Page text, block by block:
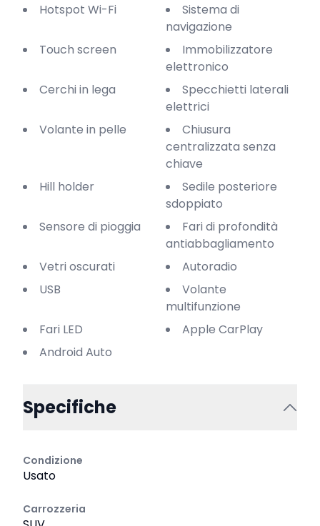
Hotspot Wi-Fi
Sistema di
navigazione
Touch screen
Immobilizzatore
elettronico
Cerchi in lega
Specchietti laterali
elettrici
Volante in pelle
Chiusura
centralizzata senza
chiave
Hill holder
Sedile posteriore
sdoppiato
Sensore di pioggia
Fari di profondità
antiabbagliamento
Vetri oscurati
Autoradio
USB
Volante
multifunzione
Fari LED
Apple CarPlay
Android Auto
Specifiche
Condizione
Usato
Carrozzeria